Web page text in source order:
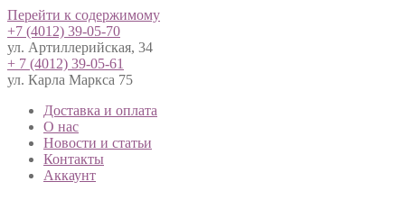
Перейти к содержимому
+7 (4012) 39-05-70
ул. Артиллерийская, 34
+ 7 (4012) 39-05-61
ул. Карла Маркса 75
Доставка и оплата
О нас
Новости и статьи
Контакты
Аккаунт